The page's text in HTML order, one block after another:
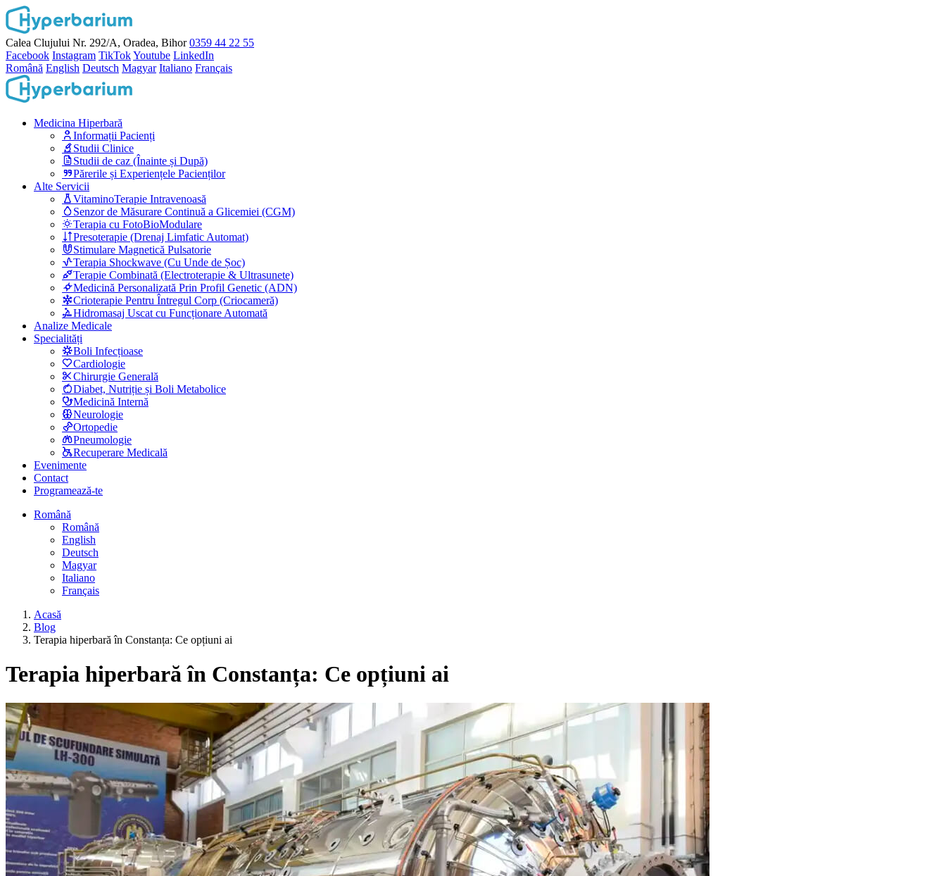
Calea Clujului Nr. 292/A, Oradea, Bihor 0359 44 22 55
Facebook Instagram TikTokYoutube LinkedIn
Română English Deutsch Magyar Italiano Français
Medicina Hiperbară
Informații Pacienți
Studii Clinice
Studii de caz (Înainte și După)
Părerile și Experiențele Pacienților
Alte Servicii
VitaminoTerapie Intravenoasă
Senzor de Măsurare Continuă a Glicemiei (CGM)
Terapia cu FotoBioModulare
Presoterapie (Drenaj Limfatic Automat)
Stimulare Magnetică Pulsatorie
Terapia Shockwave (Cu Unde de Șoc)
Terapie Combinată (Electroterapie & Ultrasunete)
Medicină Personalizată Prin Profil Genetic (ADN)
Crioterapie Pentru Întregul Corp (Criocameră)
Hidromasaj Uscat cu Funcționare Automată
Analize Medicale
Specialități
Boli Infecțioase
Cardiologie
Chirurgie Generală
Diabet, Nutriție și Boli Metabolice
Medicină Internă
Neurologie
Ortopedie
Pneumologie
Recuperare Medicală
Evenimente
Contact
Programează-te
Română
Română
English
Deutsch
Magyar
Italiano
Français
Acasă
Blog
Terapia hiperbară în Constanța: Ce opțiuni ai
Terapia hiperbară în Constanța: Ce opțiuni ai